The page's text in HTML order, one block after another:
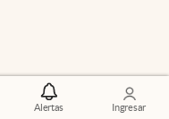
Alertas Ingresar